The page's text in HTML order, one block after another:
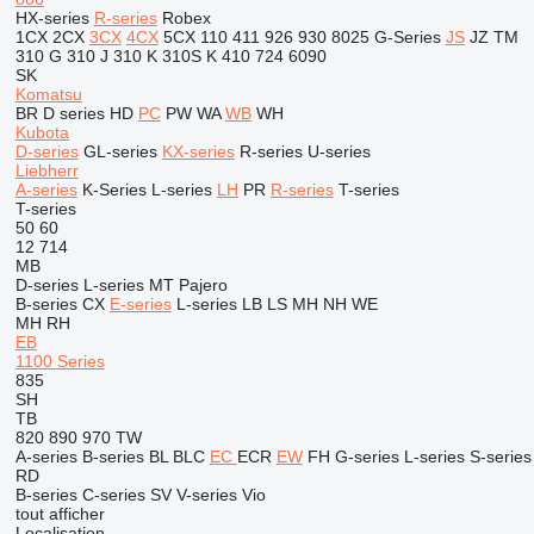
HX-series R-series Robex
1CX 2CX 3CX 4CX 5CX 110 411 926 930 8025 G-Series JS JZ TM
310 G 310 J 310 K 310S K 410 724 6090
SK
Komatsu
BR D series HD PC PW WA WB WH
Kubota
D-series GL-series KX-series R-series U-series
Liebherr
A-series K-Series L-series LH PR R-series T-series
T-series
50 60
12 714
MB
D-series L-series MT Pajero
B-series CX E-series L-series LB LS MH NH WE
MH RH
EB
1100 Series
835
SH
TB
820 890 970 TW
A-series B-series BL BLC EC ECR EW FH G-series L-series S-series
RD
B-series C-series SV V-series Vio
tout afficher